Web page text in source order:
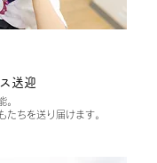
送迎
。
たちを送り届けます。